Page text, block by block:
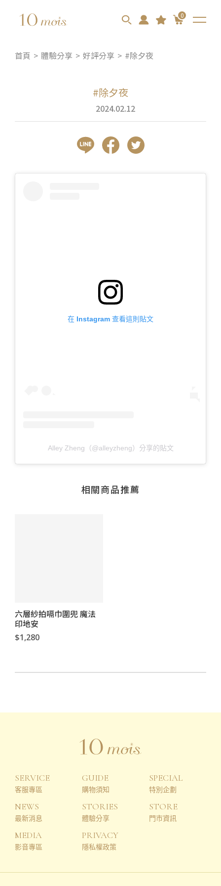
0
首頁 體驗分享 好評分享 #除夕夜
#除夕夜
2024.02.12
在 Instagram 查看這則貼文
Alley Zheng（@alleyzheng）分享的貼文
相關商品推薦
六層紗拍嗝巾圍兜 魔法
印地安
$1,280
SERVICE
客服專區
GUIDE
購物須知
SPECIAL
特別企劃
NEWS
最新消息
STORIES
體驗分享
STORE
門市資訊
MEDIA
影音專區
PRIVACY
隱私權政策